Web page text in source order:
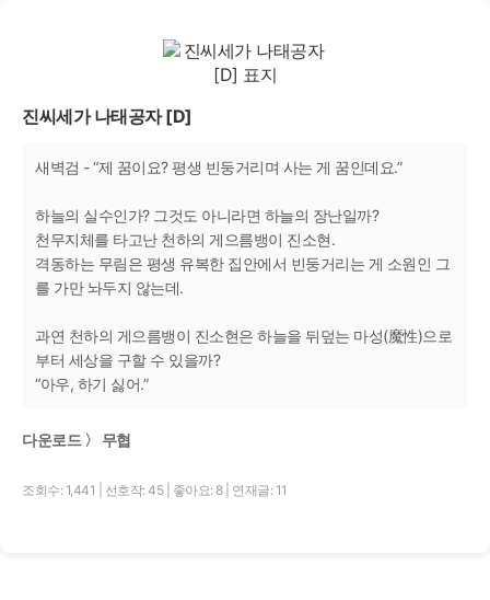
진씨세가 나태공자 [D]
새벽검 - “제 꿈이요? 평생 빈둥거리며 사는 게 꿈인데요.”
하늘의 실수인가? 그것도 아니라면 하늘의 장난일까?
천무지체를 타고난 천하의 게으름뱅이 진소현.
격동하는 무림은 평생 유복한 집안에서 빈둥거리는 게 소원인 그
를 가만 놔두지 않는데.
과연 천하의 게으름뱅이 진소현은 하늘을 뒤덮는 마성(魔性)으로
부터 세상을 구할 수 있을까?
“아우, 하기 싫어.”
다운로드 〉 무협
조회수: 1,441 선호작: 45 좋아요: 8 연재글: 11